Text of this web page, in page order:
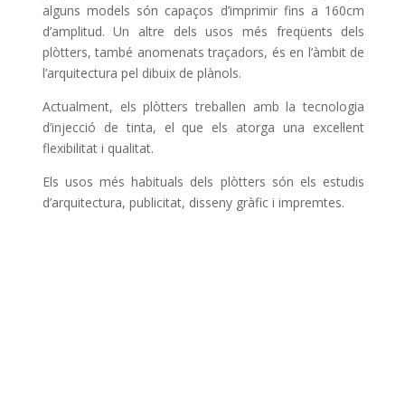
alguns models són capaços d’imprimir fins a 160cm
d’amplitud. Un altre dels usos més freqüents dels
plòtters, també anomenats traçadors, és en l’àmbit de
l’arquitectura pel dibuix de plànols.
Actualment, els plòtters treballen amb la tecnologia
d’injecció de tinta, el que els atorga una excel·lent
flexibilitat i qualitat.
Els usos més habituals dels plòtters són els estudis
d’arquitectura, publicitat, disseny gràfic i impremtes.